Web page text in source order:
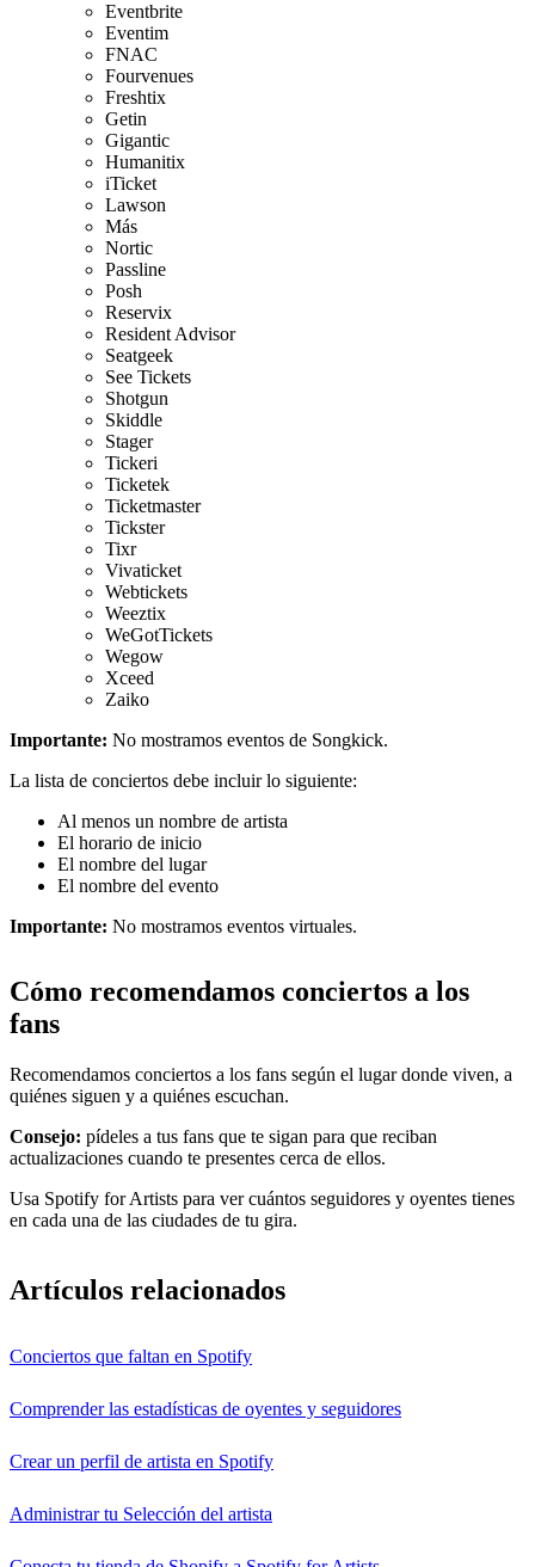
Eventbrite
Eventim
FNAC
Fourvenues
Freshtix
Getin
Gigantic
Humanitix
iTicket
Lawson
Más
Nortic
Passline
Posh
Reservix
Resident Advisor
Seatgeek
See Tickets
Shotgun
Skiddle
Stager
Tickeri
Ticketek
Ticketmaster
Tickster
Tixr
Vivaticket
Webtickets
Weeztix
WeGotTickets
Wegow
Xceed
Zaiko
Importante: No mostramos eventos de Songkick.
La lista de conciertos debe incluir lo siguiente:
Al menos un nombre de artista
El horario de inicio
El nombre del lugar
El nombre del evento
Importante: No mostramos eventos virtuales.
Cómo recomendamos conciertos a los
fans
Recomendamos conciertos a los fans según el lugar donde viven, a
quiénes siguen y a quiénes escuchan.
Consejo: pídeles a tus fans que te sigan para que reciban
actualizaciones cuando te presentes cerca de ellos.
Usa Spotify for Artists para ver cuántos seguidores y oyentes tienes
en cada una de las ciudades de tu gira.
Artículos relacionados
Conciertos que faltan en Spotify
Comprender las estadísticas de oyentes y seguidores
Crear un perfil de artista en Spotify
Administrar tu Selección del artista